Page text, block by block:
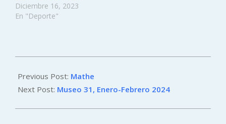
Diciembre 16, 2023
En "Deporte"
01-
13
Previous Post: Mathe
Next Post: Museo 31, Enero-Febrero 2024